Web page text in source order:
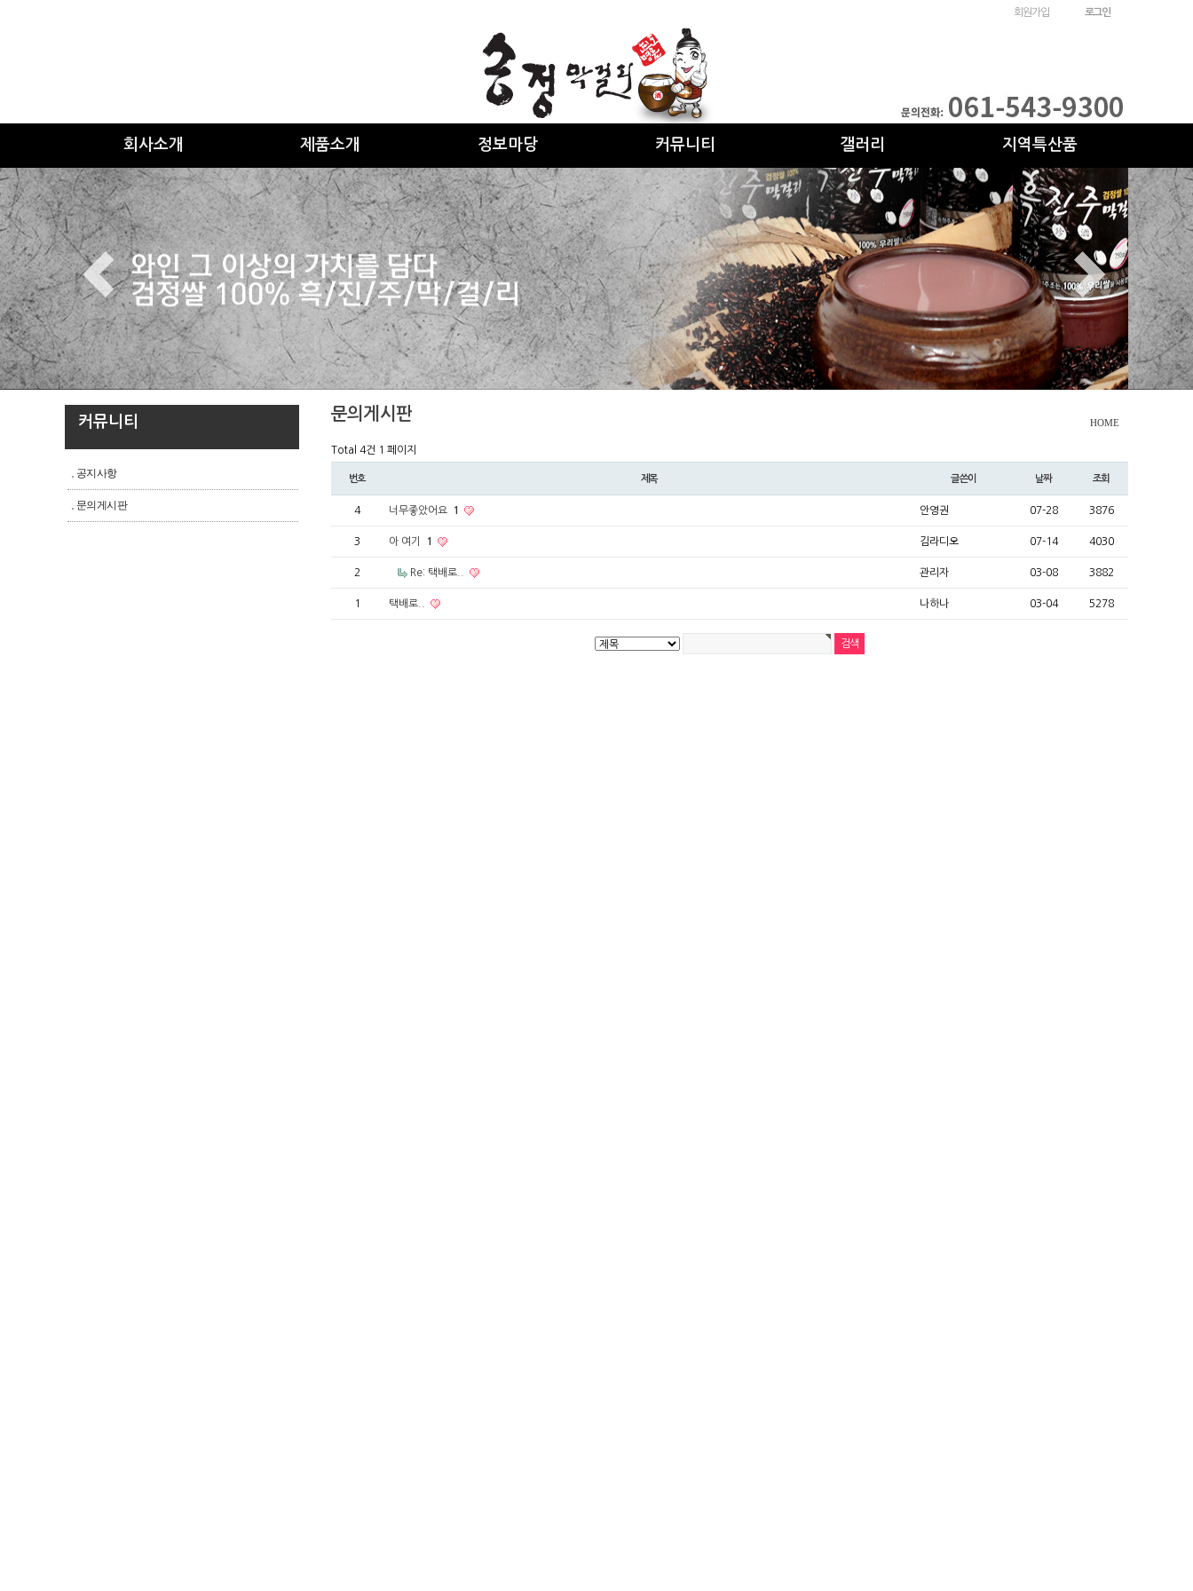
회원가입 로그인
회사소개 제품소개 정보마당 커뮤니티 갤러리 지역특산품
커뮤니티
공지사항
문의게시판
문의게시판 HOME
Total 4건 1 페이지
번호 제목 글쓴이 날짜 조회
4 너무좋았어요 1 안영권 07-28 3876
3 아 여기 1 김라디오 07-14 4030
2 Re: 택배로.. 관리자 03-08 3882
1 택배로.. 나하나 03-04 5278